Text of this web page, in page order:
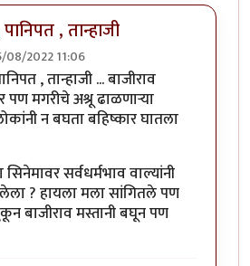
, तान्हाजी
08/2022 11:06
न बघताbyचौकस२१२
, तान्हाजी ... बाजीराव
पण मगरीचे अश्रू ढाळणाऱ्या
न बघता बहिष्कार घातला
सिनेमावर सर्वधर्मभाव वाल्यांनी
? हायला मला सांगितले पण
बाजीराव मस्तानी बघून पण